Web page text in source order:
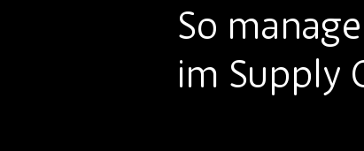
So
im Supply